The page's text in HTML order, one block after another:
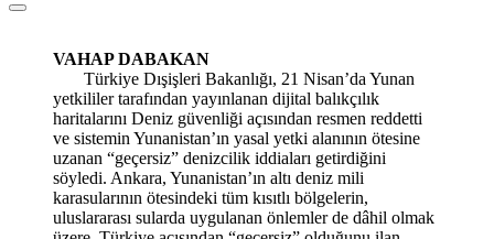
VAHAP DABAKAN
Türkiye Dışişleri Bakanlığı, 21 Nisan’da Yunan
yetkililer tarafından yayınlanan dijital balıkçılık
haritalarını Deniz güvenliği açısından resmen reddetti
ve sistemin Yunanistan’ın yasal yetki alanının ötesine
uzanan “geçersiz” denizcilik iddiaları getirdiğini
söyledi. Ankara, Yunanistan’ın altı deniz mili
karasularının ötesindeki tüm kısıtlı bölgelerin,
uluslararası sularda uygulanan önlemler de dâhil olmak